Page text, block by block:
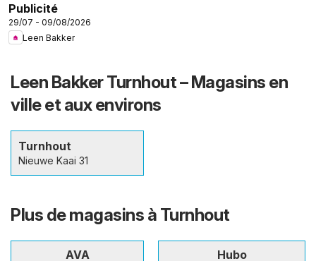
Publicité
29/07 - 09/08/2026
Leen Bakker
Leen Bakker Turnhout – Magasins en
ville et aux environs
Turnhout
Nieuwe Kaai 31
Plus de magasins à Turnhout
AVA
Hubo